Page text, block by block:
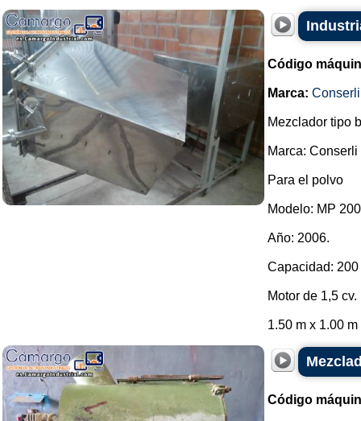
Código
Marca: Conserli
Mezclador tipo
Marca: Conserli
Para el polvo
Modelo: MP
Año: 2006.
Capacidad: 200
Motor de 1,5 cv.
1.50 m x 1.00
Código